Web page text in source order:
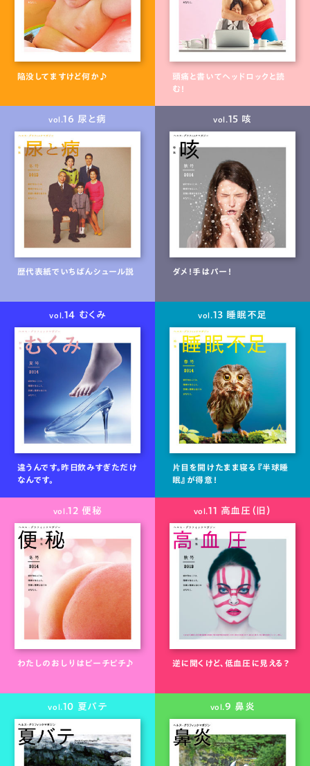
陥没してますけど何か♪
頭痛と書いてヘッドロックと読
む！
vol.16 尿と病
歴代表紙でいちばんシュール説
vol. 15 咳
ダメ！手はパー！
vol. 14 むくみ
違うんです。昨日飲みすぎただけ
なんです。
vol. 13 睡眠不足
片目を開けたまま寝る『半球睡
眠』が得意！
vol.12 便秘
わたしのおしりはピーチピチ♪
vol. 11 高血圧（旧）
逆に聞くけど、低血圧に見える？
vol. 10 夏バテ vol. 9 鼻炎